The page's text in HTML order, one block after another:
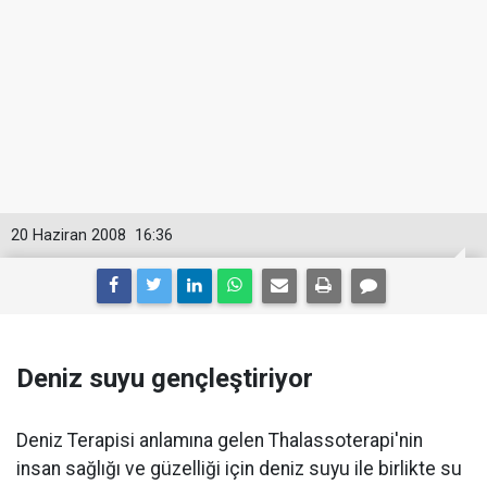
16:36
20 Haziran 2008
Deniz suyu gençleştiriyor
Deniz Terapisi anlamına gelen Thalassoterapi'nin
insan sağlığı ve güzelliği için deniz suyu ile birlikte su